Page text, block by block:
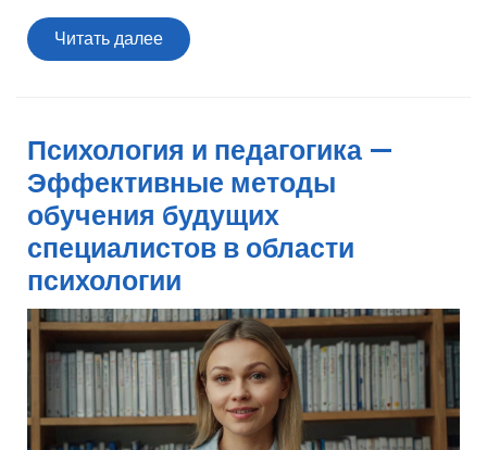
Читать далееЧитать
далее
Психология и педагогика —
Эффективные методы
обучения будущих
специалистов в области
психологии